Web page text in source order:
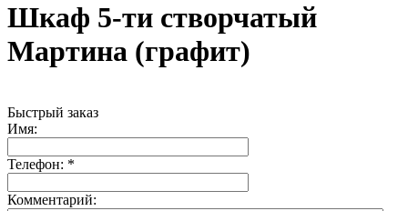
Шкаф 5-ти створчатый
Мартина (графит)
Быстрый заказ
Имя:
Телефон: *
Комментарий: